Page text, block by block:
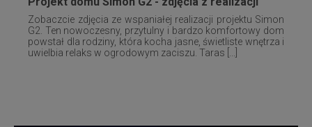
Zobaczcie zdjęcia ze wspaniałej realizacji projektu Simon
G2. Ten nowoczesny, przytulny i bardzo komfortowy dom
powstał dla rodziny, która kocha jasne, świetliste wnętrza i
uwielbia relaks w ogrodowym zaciszu. Taras [...]